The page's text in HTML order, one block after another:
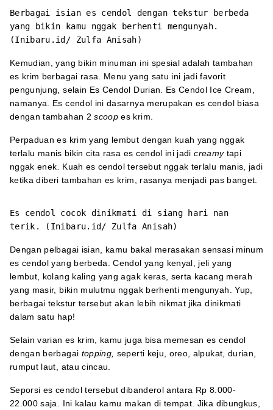
Berbagai isian es cendol dengan tekstur berbeda
yang bikin kamu nggak berhenti mengunyah.
(Inibaru.id/ Zulfa Anisah)
Kemudian, yang bikin minuman ini spesial adalah tambahan
es krim berbagai rasa. Menu yang satu ini jadi favorit
pengunjung, selain Es Cendol Durian. Es Cendol Ice Cream,
namanya. Es cendol ini dasarnya merupakan es cendol biasa
dengan tambahan 2scoop es krim.
Perpaduan es krim yang lembut dengan kuah yang nggak
terlalu manis bikin cita rasa es cendol ini jadicreamy tapi
nggak enek
Kuah es cendol tersebut nggak terlalu manis, jadi
ketika diberi tambahan es krim, rasanya menjadi pas banget.
Es cendol cocok dinikmati di siang hari nan
terik. (Inibaru.id/ Zulfa Anisah)
Dengan pelbagai isian, kamu bakal merasakan sensasi minum
es cendol yang berbeda. Cendol yang kenyal, jeli yang
lembut, kolang kaling yang agak keras, serta kacang merah
yang masir, bikin mulutmu nggak berhenti mengunyah. Yup,
berbagai tekstur tersebut akan lebih nikmat jika dinikmati
dalam satu hap!
Selain varian es krim, kamu juga bisa memesan es cendol
dengan berbagai topping, seperti keju, oreo, alpukat, durian,
rumput laut, atau cincau.
Seporsi es cendol tersebut dibanderol antara Rp 8.000-
22.000 saja. Ini kalau kamu makan di tempat. Jika dibungkus,